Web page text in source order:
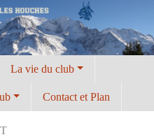
La vie du club
Contact et Plan